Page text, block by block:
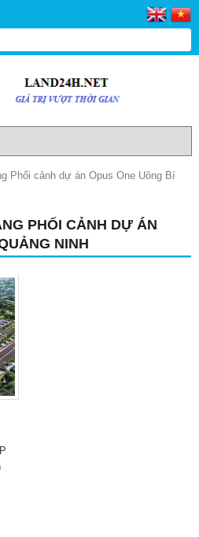
Phối cảnh dự án Opus One Uông Bí
PHỐI CẢNH DỰ ÁN
NINH